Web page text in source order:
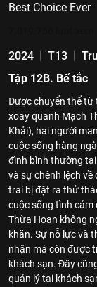
Best Choice Ever
2024 T13
Tập 12B. Bế tắc
Được chuyển thể từ
xoay quanh Mạch
Khải), hai người
cuộc sống hàng
đình bình thường
và sự chênh lệch về
trai bị đặt ra thử
cuộc sống tình cảm
Thừa Hoan không
khăn. Sự nỗ lực và
nhận mà còn được
khách sạn. Đây
quản lý tại khách